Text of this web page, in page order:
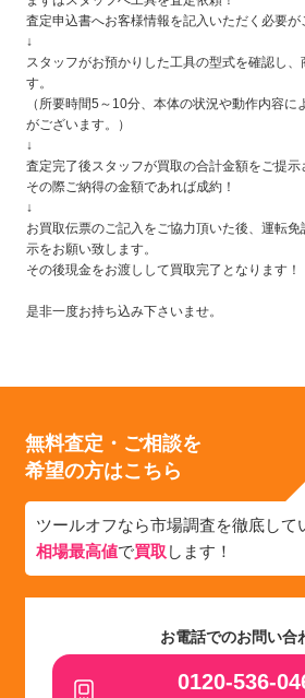
査定申込書へお客様情報を記入いただく必要が
↓
スタッフがお預かりした工具の型式を確認し、
す。
（所要時間5～10分、本体の状況や動作内容に
がございます。）
↓
査定完了後スタッフが買取の合計金額をご提示
その際ご納得の金額であれば成約！
↓
お買取伝票のご記入をご協力頂いた後、運転
示をお願い致します。
その後現金をお渡しして買取完了となります！
是非一度お持ち込み下さいませ。
無料査定・ご相談を
希望の方はこちら
ツールオフなら市場調査を徹底して
相場最高値で買取 します！
お電話でのお問い合
0120-536-